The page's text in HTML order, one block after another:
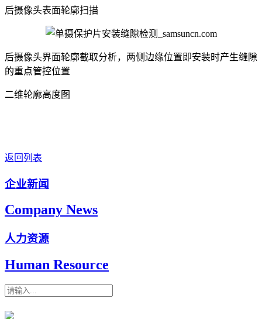
后摄像头表面轮廓扫描
后摄像头界面轮廓截取分析，两侧边缘位置即安装时产生缝隙
的重点管控位置
二维轮廓高度图
返回列表
企业新闻
Company News
人力资源
Human Resource